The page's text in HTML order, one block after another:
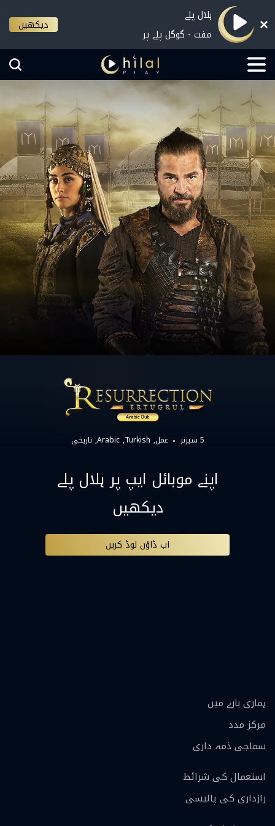
ہلال پلے
مفت - گوگل پلے پر
دیکھیں
5 سیزنز عمل Turkish
Arabic تاریخی
اپنے موبائل ایپ پر ہلال پلے
دیکھیں
اب ڈاؤن لوڈ کریں
ہماری بارے ميں
مرکز مدد
سماجی ذمہ داری
استعمال کی شرائط
رازداری کی پالیسی